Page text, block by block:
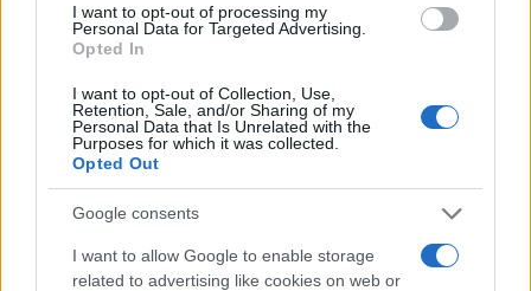
I want to opt-out of processing my
Personal Data for Targeted Advertising.
Opted In
I want to opt-out of Collection, Use,
Retention, Sale, and/or Sharing of my
Personal Data that Is Unrelated with the
Purposes for which it was collected.
Opted Out
Google consents
I want to allow Google to enable storage
related to advertising like cookies on web or
NEWS E ATTUALITÀ